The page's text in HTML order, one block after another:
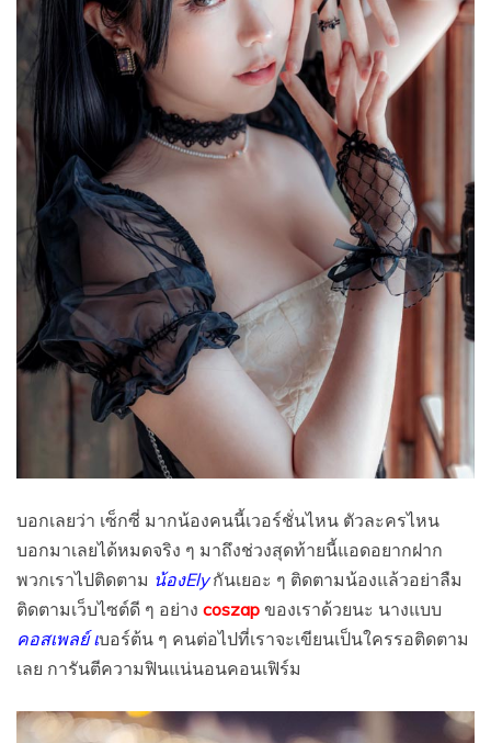
บอกเลยว่า เซ็กซี่ มากน้องคนนี้เวอร์ชั่นไหน ตัวละครไหน
บอกมาเลยได้หมดจริง ๆ มาถึงช่วงสุดท้ายนี้แอดอยากฝาก
พวกเราไปติดตาม น้องElyกันเยอะ ๆ ติดตามน้องแล้วอย่าลืม
ติดตามเว็บไซต์ดี ๆ อย่าง coszap ของเราด้วยนะ นางแบบ
คอสเพลย์ เบอร์ต้น ๆ คนต่อไปที่เราจะเขียนเป็นใครรอติดตาม
เลย การันตีความฟินแน่นอนคอนเฟิร์ม